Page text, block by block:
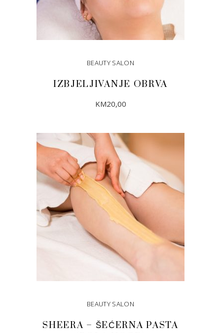
BEAUTY SALON
IZBJELJIVANJE OBRVA
KM20,00
PROČITAJ VIŠE
BEAUTY SALON
SHEERA – ŠEĆERNA PASTA